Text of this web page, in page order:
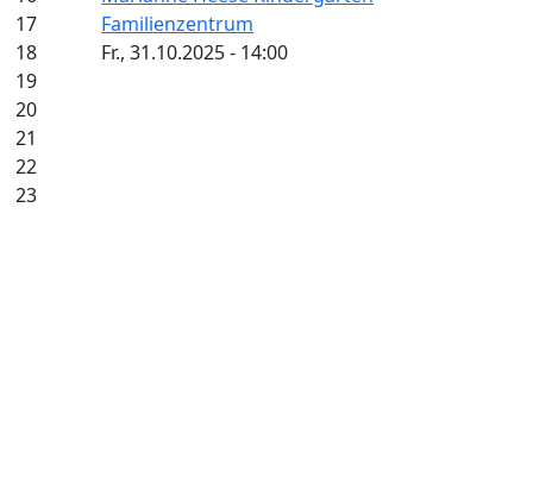
17
18
19
20
21
22
23
Familienzentrum
Fr., 31.10.2025 - 14:00